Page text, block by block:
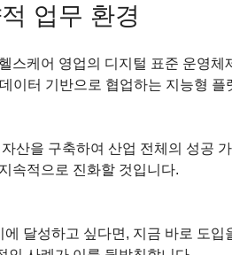
업무 환경
스케어 영업의 디지털 표준 운영체
이터 기반으로 협업하는 지능형 플
산을 구축하여 산업 전체의 성공
속적으로 진화할 것입니다.
달성하고 싶다면, 지금 바로 도입